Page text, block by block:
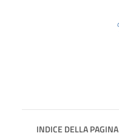
INDICE DELLA PAGINA